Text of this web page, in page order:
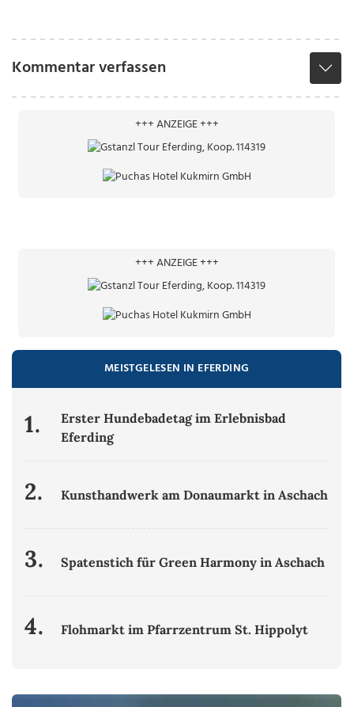
Kommentar verfassen
+++ ANZEIGE +++
+++ ANZEIGE +++
MEISTGELESEN IN EFERDING
1.
Erster Hundebadetag im Erlebnisbad
Eferding
2. Kunsthandwerk am Donaumarkt in Aschach
3. Spatenstich für Green Harmony in Aschach
4. Flohmarkt im Pfarrzentrum St. Hippolyt